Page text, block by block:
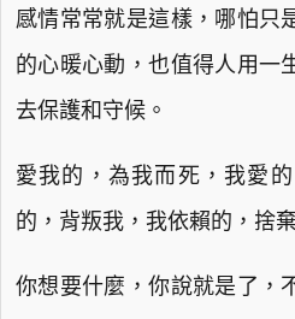
感情常常就是這樣，哪怕只
的心暖心動，也值得人用一
去保護和守候。
愛我的，為我而死，我愛
的，背叛我，我依賴的，捨
你想要什麼，你說就是了，